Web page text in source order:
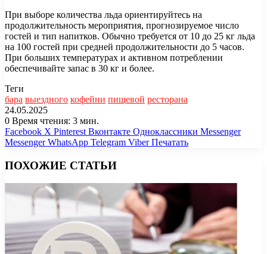
При выборе количества льда ориентируйтесь на
продолжительность мероприятия, прогнозируемое число
гостей и тип напитков. Обычно требуется от 10 до 25 кг льда
на 100 гостей при средней продолжительности до 5 часов.
При больших температурах и активном потреблении
обеспечивайте запас в 30 кг и более.
Теги
бара выездного кофейни пищевой ресторана
24.05.2025
0 Время чтения: 3 мин.
Facebook X Pinterest Вконтакте Одноклассники Messenger
Messenger WhatsApp Telegram Viber Печатать
ПОХОЖИЕ СТАТЬИ